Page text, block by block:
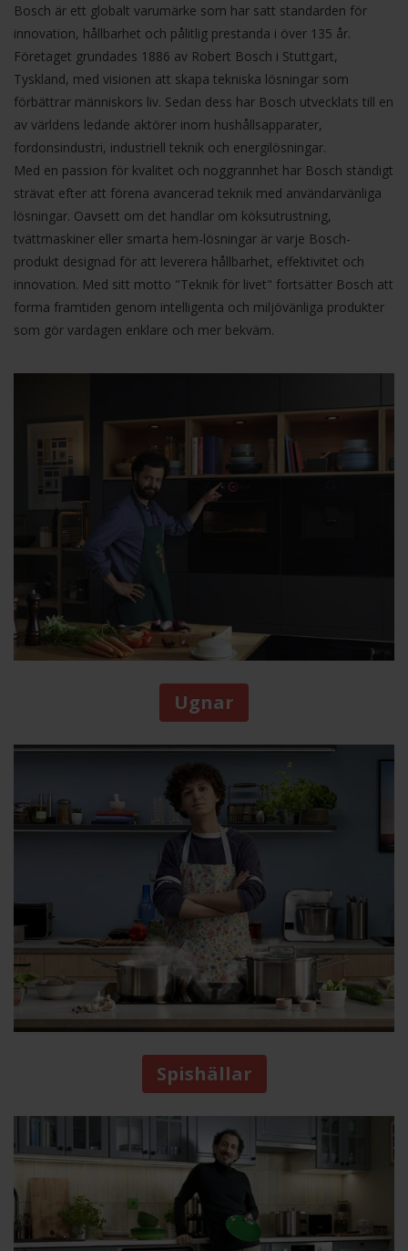
Bosch är ett globalt varumärke som har satt standarden för
innovation, hållbarhet och pålitlig prestanda i över 135 år.
Företaget grundades 1886 av Robert Bosch i Stuttgart,
Tyskland, med visionen att skapa tekniska lösningar som
förbättrar människors liv. Sedan dess har Bosch utvecklats till en
av världens ledande aktörer inom hushållsapparater,
fordonsindustri, industriell teknik och energilösningar.
Med en passion för kvalitet och noggrannhet har Bosch ständigt
strävat efter att förena avancerad teknik med användarvänliga
lösningar. Oavsett om det handlar om köksutrustning,
tvättmaskiner eller smarta hem-lösningar är varje Bosch-
produkt designad för att leverera hållbarhet, effektivitet och
innovation. Med sitt motto "Teknik för livet" fortsätter Bosch att
forma framtiden genom intelligenta och miljövänliga produkter
som gör vardagen enklare och mer bekväm.
Ugnar
Spishällar